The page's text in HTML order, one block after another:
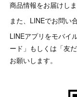
商品情報をお届けしま
また、LINEでお問い
LINEアプリをモバイ
ード」もしくは「友
お願いします。